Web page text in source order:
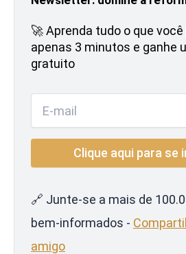
🚀 Aprenda tudo o que
apenas 3 minutos e ganhe
gratuito
🔗 Junte-se a mais de
bem-informados -
amigo